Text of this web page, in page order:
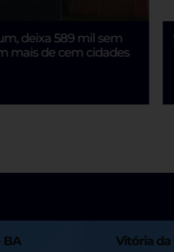
de Neto já existe
Ilhéus -